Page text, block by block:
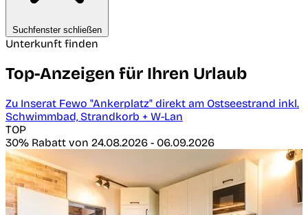
Suchfenster schließen
Unterkunft finden
Top-Anzeigen für Ihren Urlaub
Zu Inserat Fewo "Ankerplatz" direkt am Ostseestrand inkl.
Schwimmbad, Strandkorb + W-Lan
TOP
30% Rabatt von 24.08.2026 - 06.09.2026